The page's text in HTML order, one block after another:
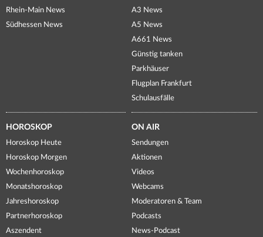
Rhein-Main News
Südhessen News
A3 News
A5 News
A661 News
Günstig tanken
Parkhäuser
Flugplan Frankfurt
Schulausfälle
HOROSKOP
Horoskop Heute
Horoskop Morgen
Wochenhoroskop
Monatshoroskop
Jahreshoroskop
Partnerhoroskop
Aszendent
ON AIR
Sendungen
Aktionen
Videos
Webcams
Moderatoren & Team
Podcasts
News-Podcast